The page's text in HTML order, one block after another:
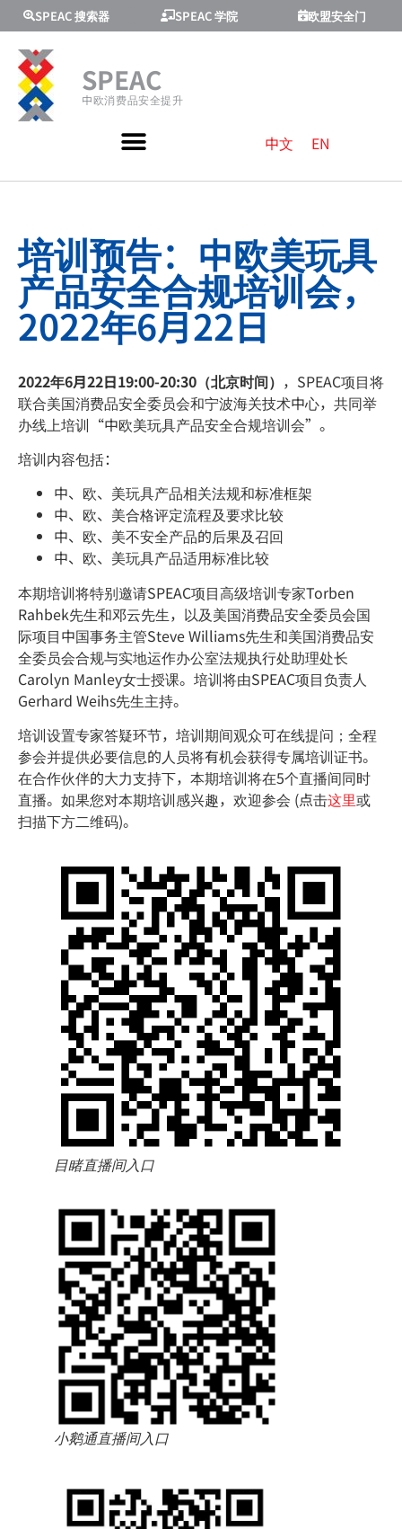
SPEAC 搜索器 SPEAC 学院 欧盟安全门
SPEAC
中欧消费品安全提升
中文 EN
培训预告：中欧美玩具
产品安全合规培训会，
2022年6月22日
2022年6月22日19:00-20:30（北京时间） ，SPEAC项目将
联合美国消费品安全委员会和宁波海关技术中心，共同举
办线上培训“中欧美玩具产品安全合规培训会”。
培训内容包括：
中、欧、美玩具产品相关法规和标准框架
中、欧、美合格评定流程及要求比较
中、欧、美不安全产品的后果及召回
中、欧、美玩具产品适用标准比较
本期培训将特别邀请SPEAC项目高级培训专家Torben
Rahbek先生和邓云先生，以及美国消费品安全委员会国
际项目中国事务主管Steve Williams先生和美国消费品安
全委员会合规与实地运作办公室法规执行处助理处长
Carolyn Manley女士授课。培训将由SPEAC项目负责人
Gerhard Weihs先生主持。
培训设置专家答疑环节，培训期间观众可在线提问；全程
参会并提供必要信息的人员将有机会获得专属培训证书。
在合作伙伴的大力支持下，本期培训将在5个直播间同时
直播。如果您对本期培训感兴趣，欢迎参会 (点击这里或
扫描下方二维码)。
目睹直播间入口
小鹅通直播间入口